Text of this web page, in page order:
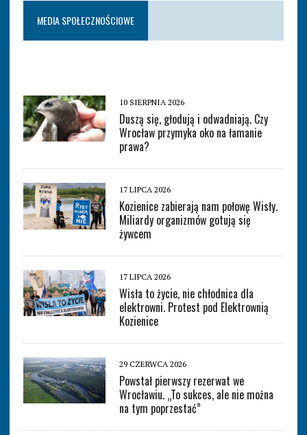
MEDIA SPOŁECZNOŚCIOWE
10 SIERPNIA 2026
Duszą się, głodują i odwadniają. Czy
Wrocław przymyka oko na łamanie
prawa?
17 LIPCA 2026
Kozienice zabierają nam połowę Wisły.
Miliardy organizmów gotują się
żywcem
17 LIPCA 2026
Wisła to życie, nie chłodnica dla
elektrowni. Protest pod Elektrownią
Kozienice
29 CZERWCA 2026
Powstał pierwszy rezerwat we
Wrocławiu. „To sukces, ale nie można
na tym poprzestać”